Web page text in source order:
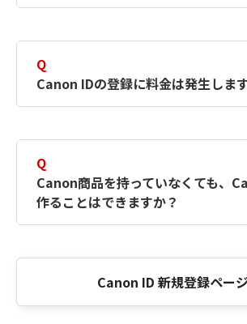
択したサービスから取得します
簡単に作成できるように、この
Canon IDの登録フォームを入力
Q
Canon IDの登録に料金は発生しま
Q
Canon商品を持っていなくても、
作ることはできますか？
Canon ID 新規登録ペー